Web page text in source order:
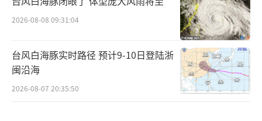
2026-08-08 09:31:04
台风白海豚实时路径 预计9-10日登陆浙
闽沿海
2026-08-07 20:35:50